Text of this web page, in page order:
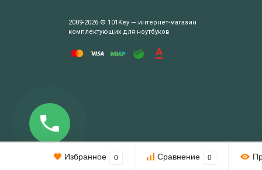
Этот веб-сайт использует cookie-файлы.
2009-2026 © 101Key — интернет-магазин
комплектующих для ноутбуков
Избранное 0 Сравнение 0